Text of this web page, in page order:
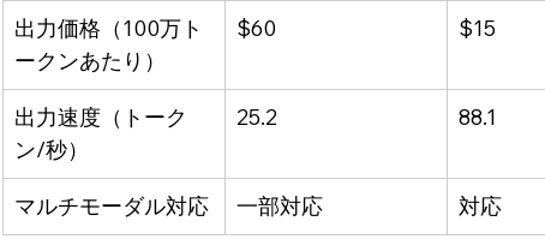
出力価格（100万ト
ークンあたり）
$60 $15
出力速度（トーク
ン/秒）
25.2 88.1
マルチモーダル対応 一部対応 対応